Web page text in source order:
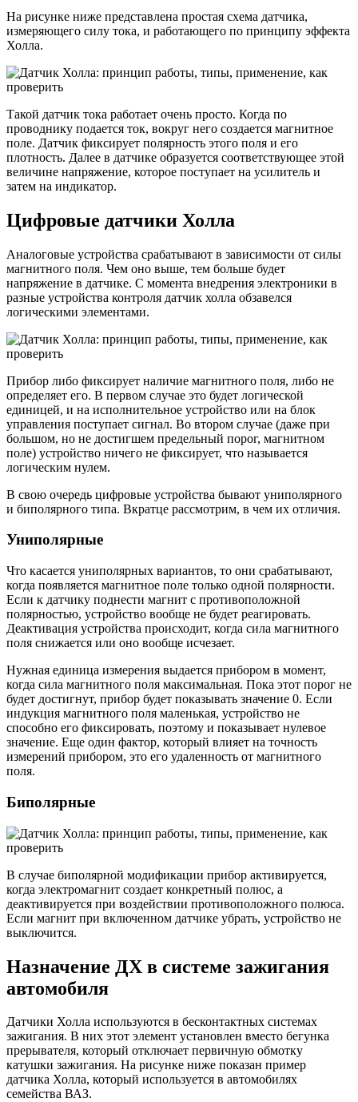
На рисунке ниже представлена простая схема датчика,
измеряющего силу тока, и работающего по принципу эффекта
Холла.
Такой датчик тока работает очень просто. Когда по
проводнику подается ток, вокруг него создается магнитное
поле. Датчик фиксирует полярность этого поля и его
плотность. Далее в датчике образуется соответствующее этой
величине напряжение, которое поступает на усилитель и
затем на индикатор.
Цифровые датчики Холла
Аналоговые устройства срабатывают в зависимости от силы
магнитного поля. Чем оно выше, тем больше будет
напряжение в датчике. С момента внедрения электроники в
разные устройства контроля датчик холла обзавелся
логическими элементами.
Прибор либо фиксирует наличие магнитного поля, либо не
определяет его. В первом случае это будет логической
единицей, и на исполнительное устройство или на блок
управления поступает сигнал. Во втором случае (даже при
большом, но не достигшем предельный порог, магнитном
поле) устройство ничего не фиксирует, что называется
логическим нулем.
В свою очередь цифровые устройства бывают униполярного
и биполярного типа. Вкратце рассмотрим, в чем их отличия.
Униполярные
Что касается униполярных вариантов, то они срабатывают,
когда появляется магнитное поле только одной полярности.
Если к датчику поднести магнит с противоположной
полярностью, устройство вообще не будет реагировать.
Деактивация устройства происходит, когда сила магнитного
поля снижается или оно вообще исчезает.
Нужная единица измерения выдается прибором в момент,
когда сила магнитного поля максимальная. Пока этот порог не
будет достигнут, прибор будет показывать значение 0. Если
индукция магнитного поля маленькая, устройство не
способно его фиксировать, поэтому и показывает нулевое
значение. Еще один фактор, который влияет на точность
измерений прибором, это его удаленность от магнитного
поля.
Биполярные
В случае биполярной модификации прибор активируется,
когда электромагнит создает конкретный полюс, а
деактивируется при воздействии противоположного полюса.
Если магнит при включенном датчике убрать, устройство не
выключится.
Назначение ДХ в системе зажигания
автомобиля
Датчики Холла используются в бесконтактных системах
зажигания. В них этот элемент установлен вместо бегунка
прерывателя, который отключает первичную обмотку
катушки зажигания. На рисунке ниже показан пример
датчика Холла, который используется в автомобилях
семейства ВАЗ.